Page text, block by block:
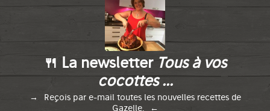
🍴 La newsletter Tous à vos
cocottes ...
Reçois par e-mail toutes les nouvelles recettes de
Gazelle.